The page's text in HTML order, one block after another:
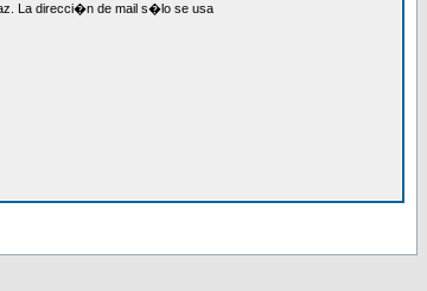
La direcci�n de mail s�lo se usa